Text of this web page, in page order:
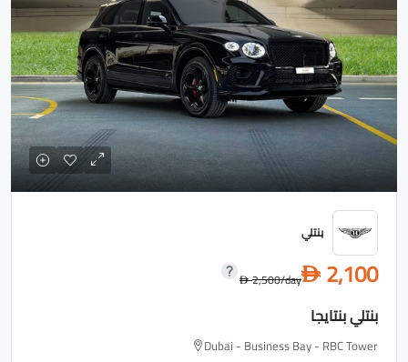
بنتلي
D 2,100
D2,500/day
بنتلي بنتايجا
Dubai - Business Bay - RBC Tower